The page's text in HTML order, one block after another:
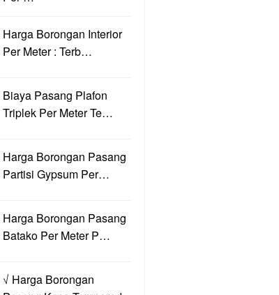
Harga Borongan Interior
Per Meter : Terb…
Biaya Pasang Plafon
Triplek Per Meter Te…
Harga Borongan Pasang
Partisi Gypsum Per…
Harga Borongan Pasang
Batako Per Meter P…
√ Harga Borongan